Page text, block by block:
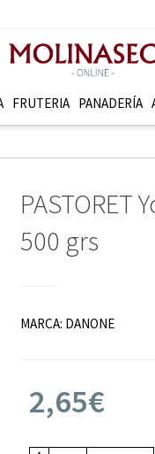
FRUTERI­A PANADERÍ­A
500 grs
MARCA: DANONE
2,65€